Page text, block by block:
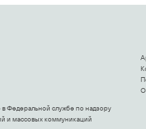
Федеральной службе по надзору
и массовых коммуникаций